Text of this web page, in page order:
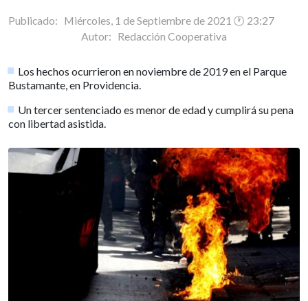
Publicado: Miércoles, 1 de Septiembre de 2021 🕐 23:27
Autor: Redacción Cooperativa
Los hechos ocurrieron en noviembre de 2019 en el Parque
Bustamante, en Providencia.
Un tercer sentenciado es menor de edad y cumplirá su pena
con libertad asistida.